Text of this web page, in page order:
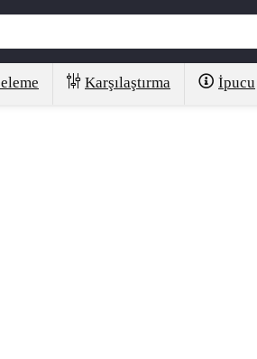
Karşılaştırma İpucu